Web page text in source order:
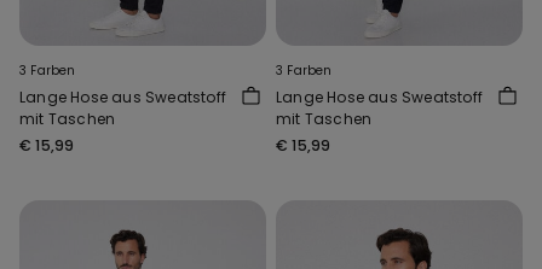
3 Farben
Lange Hose aus Sweatstoff
mit Taschen
€ 15,99
3 Farben
Lange Hose aus Sweatstoff
mit Taschen
€ 15,99